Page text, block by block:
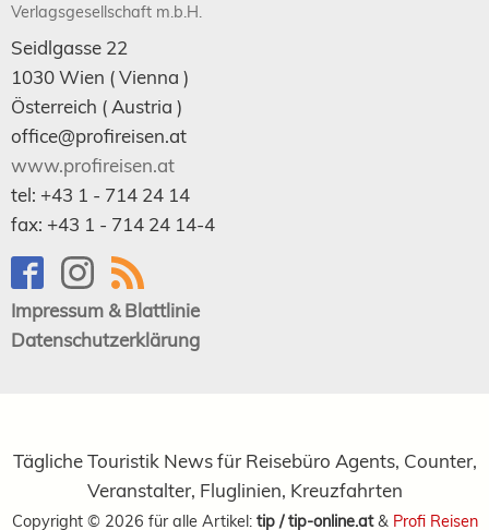
Verlagsgesellschaft m.b.H.
Seidlgasse 22
1030Wien ( Vienna )
Österreich ( Austria )
office@profireisen.at
www.profireisen.at
tel: +43 1 - 714 24 14
fax: +43 1 - 714 24 14-4
Impressum & Blattlinie
Datenschutzerklärung
Tägliche Touristik News für Reisebüro Agents, Counter,
Veranstalter, Fluglinien, Kreuzfahrten
Copyright © 2026 für alle Artikel: tip / tip-online.at& Profi Reisen